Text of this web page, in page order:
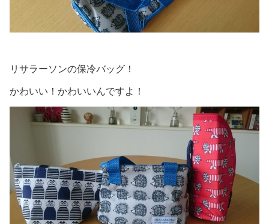
リサラーソンの保冷バッグ！
かわいい！かわいいんですよ！